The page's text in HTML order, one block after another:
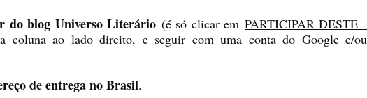
do blog Universo Literário (é só clicar em PARTICIPAR DESTE
coluna ao lado direito, e seguir com uma conta do Google e/ou
de entrega no Brasil.